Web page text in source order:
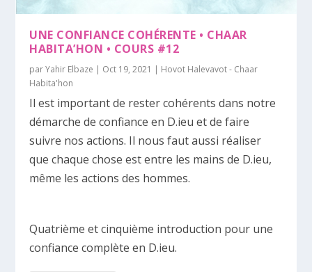
UNE CONFIANCE COHÉRENTE • CHAAR
HABITA’HON • COURS #12
parYahir Elbaze Oct 19, 2021
Hovot Halevavot - Chaar
Habita'hon
Il est important de rester cohérents dans notre
démarche de confiance en D.ieu et de faire
suivre nos actions. Il nous faut aussi réaliser
que chaque chose est entre les mains de D.ieu,
même les actions des hommes.
Quatrième et cinquième introduction pour une
confiance complète en D.ieu.